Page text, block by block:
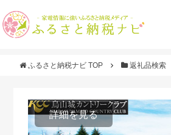
ふるさと納税ナビ TOP 返礼品検索
詳細を見る